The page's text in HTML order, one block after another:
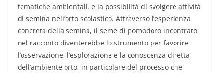
tematiche ambientali, e la possibilità di svolgere attività
di semina nell’orto scolastico. Attraverso l’esperienza
concreta della semina, il seme di pomodoro incontrato
nel racconto diventerebbe lo strumento per favorire
l’osservazione, l’esplorazione e la conoscenza diretta
dell’ambiente orto, in particolare del processo che